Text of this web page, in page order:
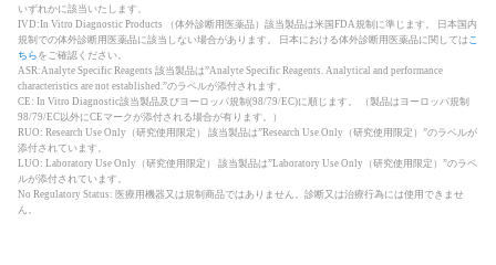
いずれかに該当いたします。
IVD:In Vitro Diagnostic Products （体外診断用医薬品）該当製品は米国FDA規制に準じます。 日本国内
規制での体外診断用医薬品に該当しない場合があります。 日本における体外診断用医薬品に関しては こ
ちら をご確認ください。
ASR:Analyte Specific Reagents 該当製品は”Analyte Specific Reagents. Analytical and performance
characteristics are not established.”のラベルが添付されます。
CE: In Vitro Diagnostic該当製品及びヨーロッパ規制(98/79/EC)に順じます。 （製品はヨーロッパ規制
98/79/EC以外にCEマークが添付される場合が有ります。）
RUO: Research Use Only（研究使用限定） 該当製品は”Research Use Only（研究使用限定）”のラベルが
添付されています。
LUO: Laboratory Use Only（研究使用限定） 該当製品は”Laboratory Use Only（研究使用限定）”のラベ
ルが添付されています。
No Regulatory Status: 医療用機器又は規制商品ではありません。診断又は治療行為には使用できませ
ん。